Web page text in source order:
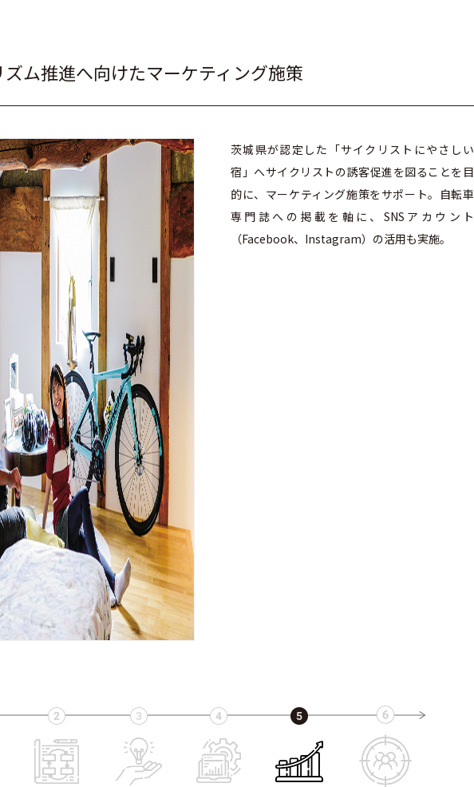
ム推進へ向けたマーケティング施策
茨城県が認定した「サイクリストにやさしい
宿」へサイクリストの誘客促進を図ることを目
的に、マーケティング施策をサポート。自転車
専門誌への掲載を軸に、SNSアカウント
（Facebook、Instagram）の活用も実施。